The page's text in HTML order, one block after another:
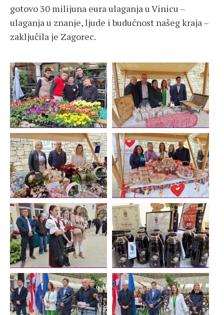
gotovo 30 milijuna eura ulaganja u Vinicu –
ulaganja u znanje, ljude i budućnost našeg kraja –
zaključila je Zagorec.